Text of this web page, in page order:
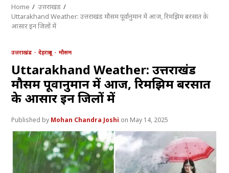
Home
उत्तराखंड
Uttarakhand Weather: उत्तराखंड मौसम पूर्वानुमान में आज, रिमझिम बरसात के
आसार इन जिलों में
उत्तराखंड देहरादून मौसम
Uttarakhand Weather: उत्तराखंड
मौसम पूर्वानुमान में आज, रिमझिम बरसात
के आसार इन जिलों में
Mohan Chandra Joshi May 14, 2025